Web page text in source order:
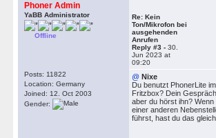
Phoner Admin
YaBB Administrator
Offline
Posts: 11822
Location: Germany
Joined: 12. Oct 2003
Gender:
Re: Kein
Ton/Mikrofon bei
ausgehenden
Anrufen
Reply #3 - 30.
Jun 2023 at
09:20
@ Nixe
Du benutzt PhonerLite
Fritzbox? Dein
aber du hörst ihn?
einer anderen
führst, hast du das